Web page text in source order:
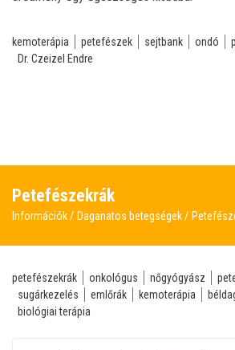
kemoterápia petefészek sejtbank ondó
Dr. Czeizel Endre
Petefészekrák
Információk Daganatos betegségek
petefészekrák onkológus nőgyógyász
sugárkezelés
emlőrák kemoterápia
biológiai terápia